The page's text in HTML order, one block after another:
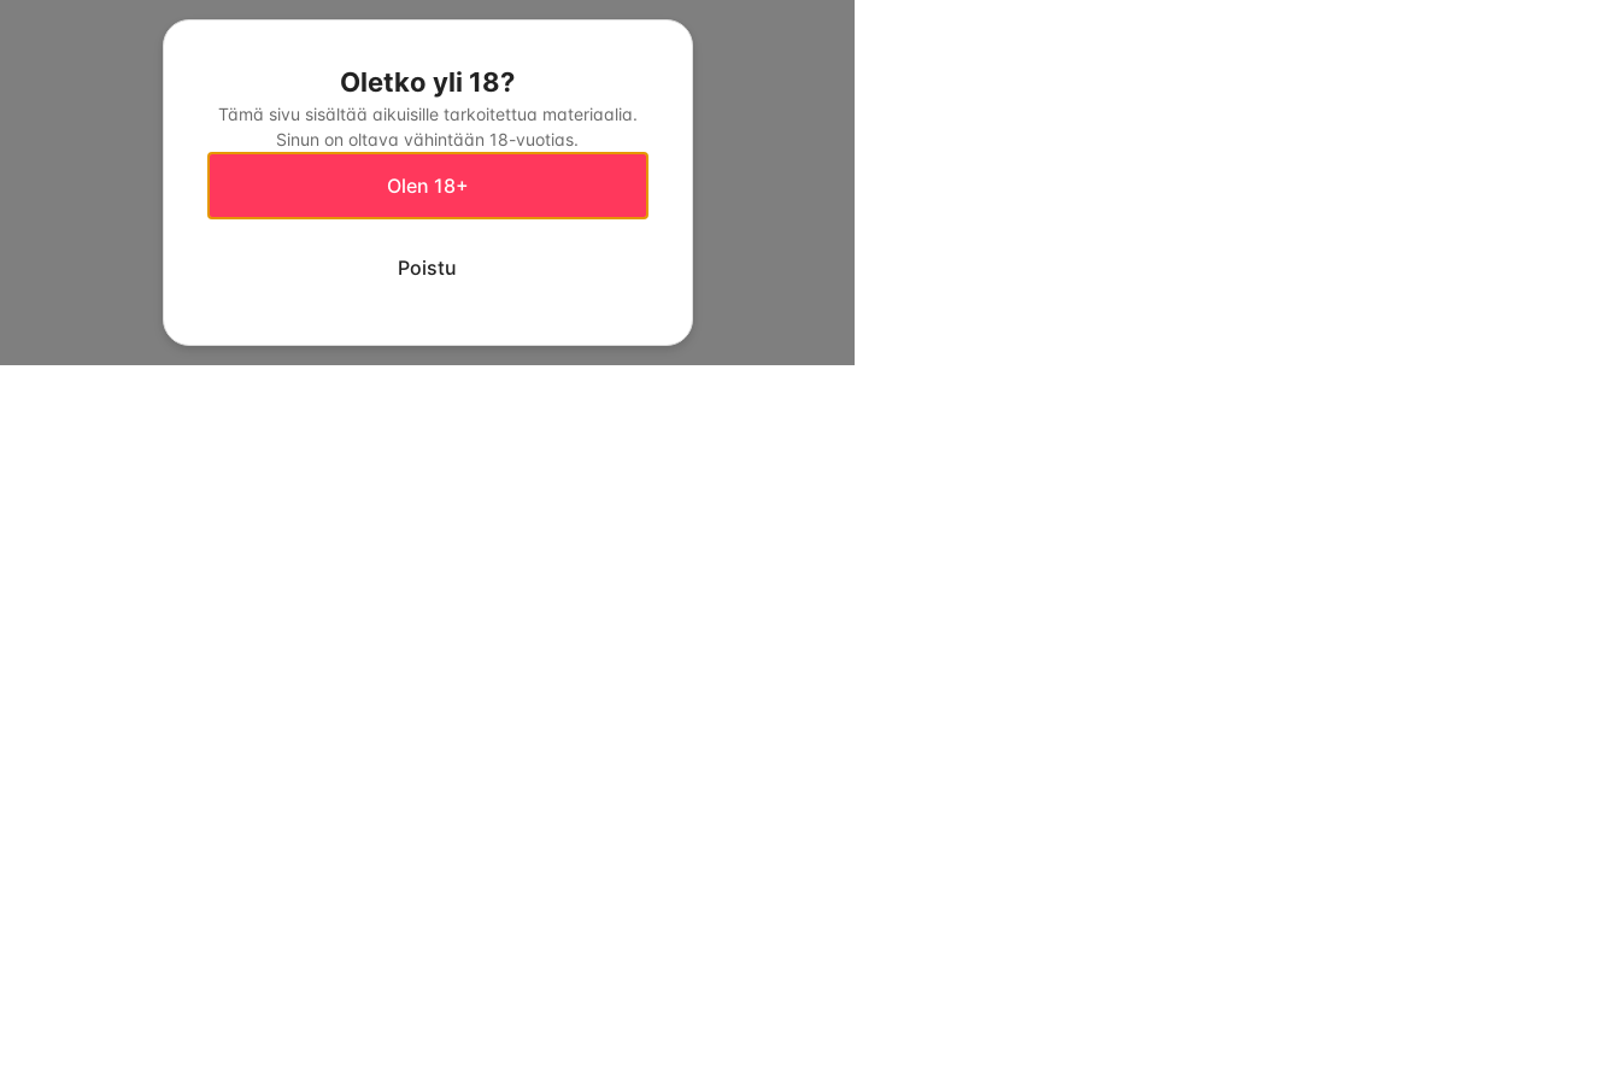
Oletko yli 18?
Tämä sivu sisältää aikuisille tarkoitettua materiaalia.
Sinun on oltava vähintään 18-vuotias.
Olen 18+
Poistu